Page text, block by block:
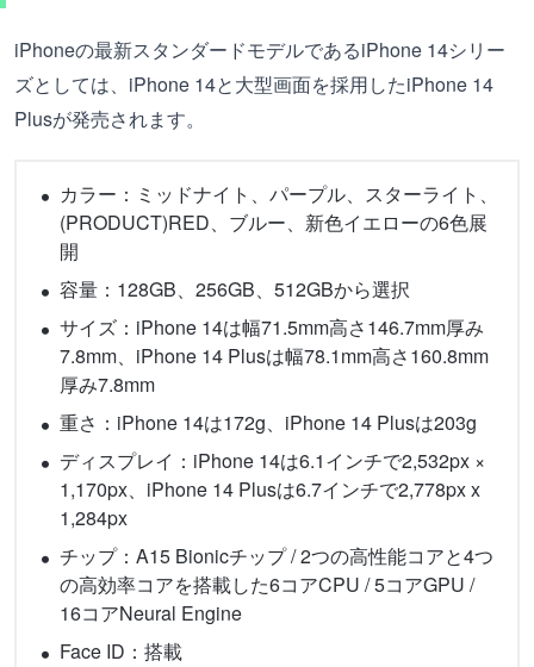
iPhoneの最新スタンダードモデルであるiPhone 14シリー
ズとしては、iPhone 14と大型画面を採用したiPhone 14
Plusが発売されます。
カラー：ミッドナイト、パープル、スターライト、
(PRODUCT)RED、ブルー、新色イエローの6色展
開
容量：128GB、256GB、512GBから選択
サイズ：iPhone 14は幅71.5mm高さ146.7mm厚み
7.8mm、iPhone 14 Plusは幅78.1mm高さ160.8mm
厚み7.8mm
重さ：iPhone 14は172g、iPhone 14 Plusは203g
ディスプレイ：iPhone 14は6.1インチで2,532px ×
1,170px、iPhone 14 Plusは6.7インチで2,778px x
1,284px
チップ：A15 Bionicチップ / 2つの高性能コアと4つ
の高効率コアを搭載した6コアCPU / 5コアGPU /
16コアNeural Engine
Face ID：搭載